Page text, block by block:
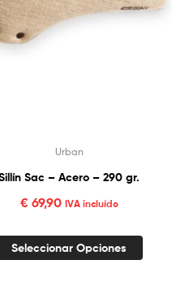
Urban
Sac – Acero – 290 gr.
€69,90 IVA incluído
Seleccionar Opciones